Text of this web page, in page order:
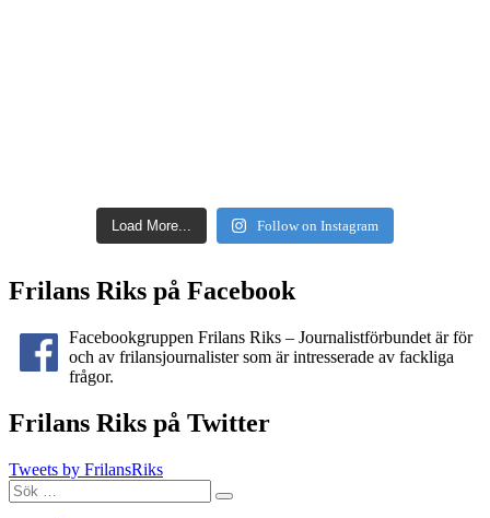
Load More... Follow on Instagram
Frilans Riks på Facebook
Facebookgruppen Frilans Riks – Journalistförbundet är för
och av frilansjournalister som är intresserade av fackliga
frågor.
Frilans Riks på Twitter
Tweets by FrilansRiks
Sök
efter:
Sök